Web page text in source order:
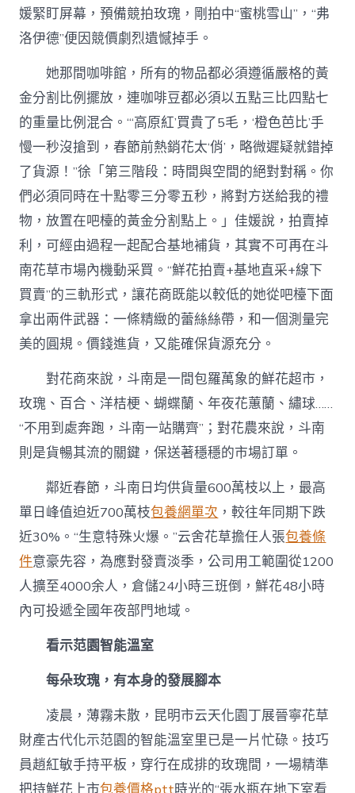
媛緊盯屏幕，預備競拍玫瑰，剛拍中“蜜桃雪山”，“弗
洛伊德”便因競價劇烈遺憾掉手。
她那間咖啡館，所有的物品都必須遵循嚴格的黃
金分割比例擺放，連咖啡豆都必須以五點三比四點七
的重量比例混合。“‘高原紅’買貴了5毛，‘橙色芭比’手
慢一秒沒搶到，春節前熱銷花太‘俏’，略微遲疑就錯掉
了貨源！”徐「第三階段：時間與空間的絕對對稱。你
們必須同時在十點零三分零五秒，將對方送給我的禮
物，放置在吧檯的黃金分割點上。」佳媛說，拍賣掉
利，可經由過程一起配合基地補貨，其實不可再在斗
南花草市場內機動采買。“鮮花拍賣+基地直采+線下
買賣”的三軌形式，讓花商既能以較低的她從吧檯下面
拿出兩件武器：一條精緻的蕾絲絲帶，和一個測量完
美的圓規。價錢進貨，又能確保貨源充分。
對花商來說，斗南是一間包羅萬象的鮮花超市，
玫瑰、百合、洋桔梗、蝴蝶蘭、年夜花蕙蘭、繡球……
“不用到處奔跑，斗南一站購齊”；對花農來說，斗南
則是貨暢其流的關鍵，保送著穩穩的市場訂單。
鄰近春節，斗南日均供貨量600萬枝以上，最高
單日峰值迫近700萬枝包養網單次 ，較往年同期下跌
近30%。“生意特殊火爆。”云舍花草擔任人張包養條
件意豪先容，為應對發賣淡季，公司用工範圍從1200
人擴至4000余人，倉儲24小時三班倒，鮮花48小時
內可投遞全國年夜部門地域。
看示范園智能溫室
每朵玫瑰，有本身的發展腳本
凌晨，薄霧未散，昆明市云天化園丁展晉寧花草
財產古代化示范園的智能溫室里已是一片忙碌。技巧
員趙紅敏手持平板，穿行在成排的玫瑰間，一場精準